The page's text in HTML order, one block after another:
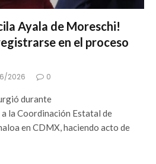
Ayala de Moreschi!
en el proceso
2026 0
durante
la Coordinación Estatal de
en CDMX, haciendo acto de